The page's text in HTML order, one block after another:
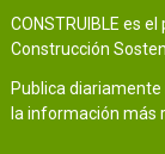
CONSTRUIBLE es
Construcción
Publica
la información más